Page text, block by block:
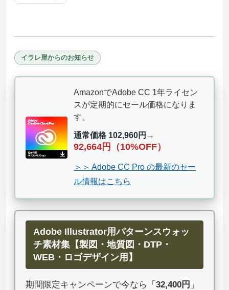
イラレ屋からのお知らせ
AmazonでAdobe CC 1年ライセン
スが定期的にセール価格になりま
す。
通常価格 102,960円 →
92,664円（10%OFF）
＞＞ Adobe CC Pro の最新のセー
ル情報はこちら
Adobe Illustrator用パターンスウォッ
チ素材集【製図・地質図・DTP・
WEB・ロゴデザイン用】
期間限定キャンペーンで今なら「 32,400円 」